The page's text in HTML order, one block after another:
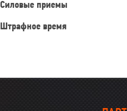
Силовые приемы
Штрафное время